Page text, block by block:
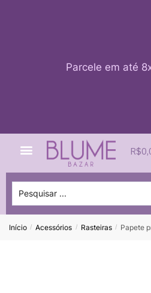
Parcele em até
R$
Início / Acessórios / Rasteiras / Papete preta